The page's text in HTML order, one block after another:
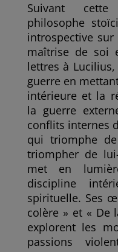
Suivant
philosophe
introspective
maîtrise de soi
lettres à
guerre en
intérieure et la
la guerre
conflits internes
qui triomphe
triompher de
met en
discipline
spirituelle. Ses
colère » et « De
explorent les
passions